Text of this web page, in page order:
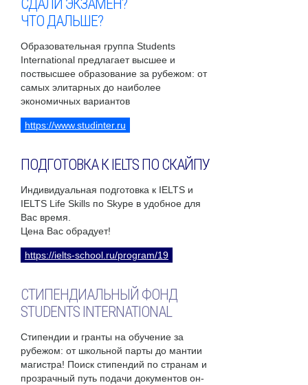
СДАЛИ ЭКЗАМЕН?
ЧТО ДАЛЬШЕ?
Образовательная группа Students
International предлагает высшее и
поствысшее образование за рубежом: от
самых элитарных до наиболее
экономичных вариантов
https://www.studinter.ru
ПОДГОТОВКА К IELTS ПО СКАЙПУ
Индивидуальная подготовка к IELTS и
IELTS Life Skills по Skype в удобное для
Вас время.
Цена Вас обрадует!
https://ielts-school.ru/program/19
СТИПЕНДИАЛЬНЫЙ ФОНД
STUDENTS INTERNATIONAL
Стипендии и гранты на обучение за
рубежом: от школьной парты до мантии
магистра! Поиск стипендий по странам и
прозрачный путь подачи документов он-